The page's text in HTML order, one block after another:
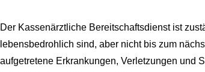
Der Kassenärztliche Bereitschaftsdienst ist
lebensbedrohlich sind, aber nicht bis zum
aufgetretene Erkrankungen, Verletzungen und